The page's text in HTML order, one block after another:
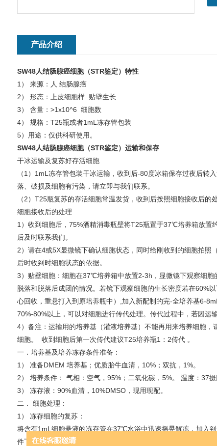
产品介绍
SW48人结肠腺癌细胞（STR鉴定） 特性
1） 来源：人 结肠腺癌
2） 形态：上皮细胞样 贴壁生长
3） 含量：>1x10^6 细胞数
4） 规格：T25瓶或者1mL冻存管包装
5）用途：仅供科研使用。
SW48人结肠腺癌细胞（STR鉴定） 运输和保存
干冰运输及复苏好存活细胞
（1）1mL冻存管包装干冰运输，收到后-80度冰箱保存过夜后转
落、破损及细胞有污染，请立即与我们联系。
（2）T25瓶复苏的存活细胞常温发货，收到后按照细胞接收后的
细胞接收后的处理
1）收到细胞后，75%酒精消毒瓶壁将T25瓶置于37℃培养箱放置
后及时联系我们。
2）请在4或5X显微镜下确认细胞状态，同时给刚收到的细胞拍
后时收到时细胞状态的依据。
3）贴壁细胞：细胞在37℃培养箱中放置2-3h，显微镜下观察细
脱落和脱落后成团的情况。若镜下观察细胞的生长密度若在60%
心回收，重悬打入到原培养瓶中）,加入新配制的完-全培养基6-
70%-80%以上，可以对细胞进行传代处理。传代过程中，若因运
4）备注：运输用的培养基（灌液培养基）不能再用来培养细胞
细胞。 收到细胞后第一次传代建议T25培养瓶1：2传
一．培养基及培养冻存条件准备：
1） 准备DMEM 培养基；优质胎牛血清，10%；双抗，1%。
2） 培养条件： 气相：空气，95%；二氧化碳，5%。 温度：37
3） 冻存液：90%血清，10%DMSO，现用现配。
二． 细胞处理：
1） 冻存细胞的复苏：
将含有1mL细胞悬液的冻存管在37℃水浴中迅速摇晃解冻，加入
件下离心3-5min，弃去上清液，完-全培养基重悬细胞。然后将